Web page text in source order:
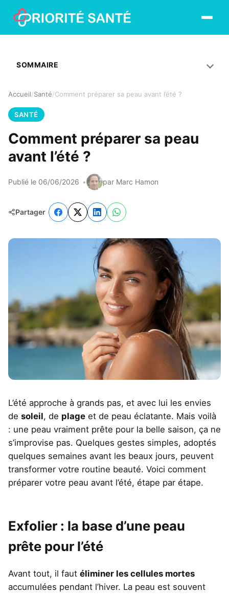
Ouvrir le
Accueil Santé Comment préparer sa peau avant l’été ?
SANTÉ
Comment préparer sa peau
avant l’été ?
Publié le 06/06/2026 par Marc Hamon
Partager
L’été approche à grands pas, et avec lui les envies
de soleil, de plage et de peau éclatante. Mais voilà
: une peau vraiment prête pour la belle saison, ça ne
s’improvise pas. Quelques gestes simples, adoptés
quelques semaines avant les beaux jours, peuvent
transformer votre routine beauté. Voici comment
préparer votre peau avant l’été, étape par étape.
Exfolier : la base d’une peau
prête pour l’été
Avant tout, il faut éliminer les cellules mortes
accumulées pendant l’hiver. La peau est souvent
SOMMAIRE